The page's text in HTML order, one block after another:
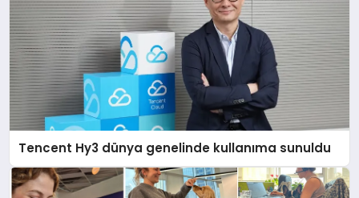
Tencent Hy3 dünya genelinde kullanıma sunuldu